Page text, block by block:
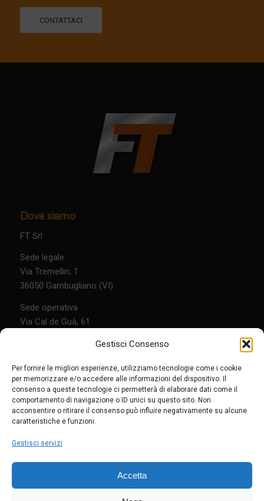
Gestisci Consenso
Per fornire le migliori esperienze, utilizziamo tecnologie come i cookie
per memorizzare e/o accedere alle informazioni del dispositivo. Il
consenso a queste tecnologie ci permetterà di elaborare dati come il
comportamento di navigazione o ID unici su questo sito. Non
acconsentire o ritirare il consenso può influire negativamente su alcune
caratteristiche e funzioni.
Gestisci servizi
Accetta
CONTATTACI
Dove siamo
FT Srl
Sede legale
Via Tremellin, 1
36050 Gambugliano (VI)
Sede operativa
Via Cal de Guà, 61
Contatti
Tel.0444.208597
info@ftlavorazionimeccaniche.com